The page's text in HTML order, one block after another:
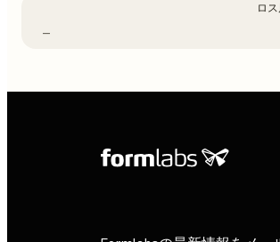
ロ
–